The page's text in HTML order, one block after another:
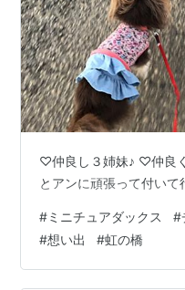
♡仲良し３姉妹♪ ♡仲良
とアンに頑張って付い
#ミニチュアダックス #
#想い出 #虹の橋